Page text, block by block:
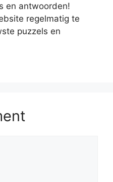
en antwoorden!
regelmatig te
puzzels en